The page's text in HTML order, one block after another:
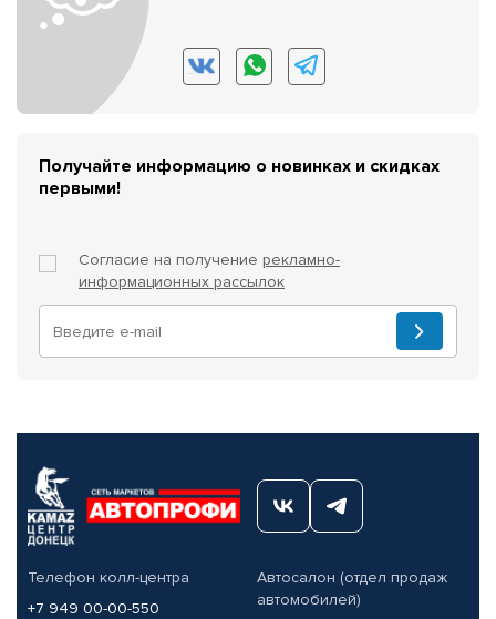
Получайте информацию о новинках и скидках
первыми!
Согласие на получение рекламно-
информационных рассылок
Телефон колл-центра
+7 949 00-00-550
Автосалон (отдел продаж
автомобилей)